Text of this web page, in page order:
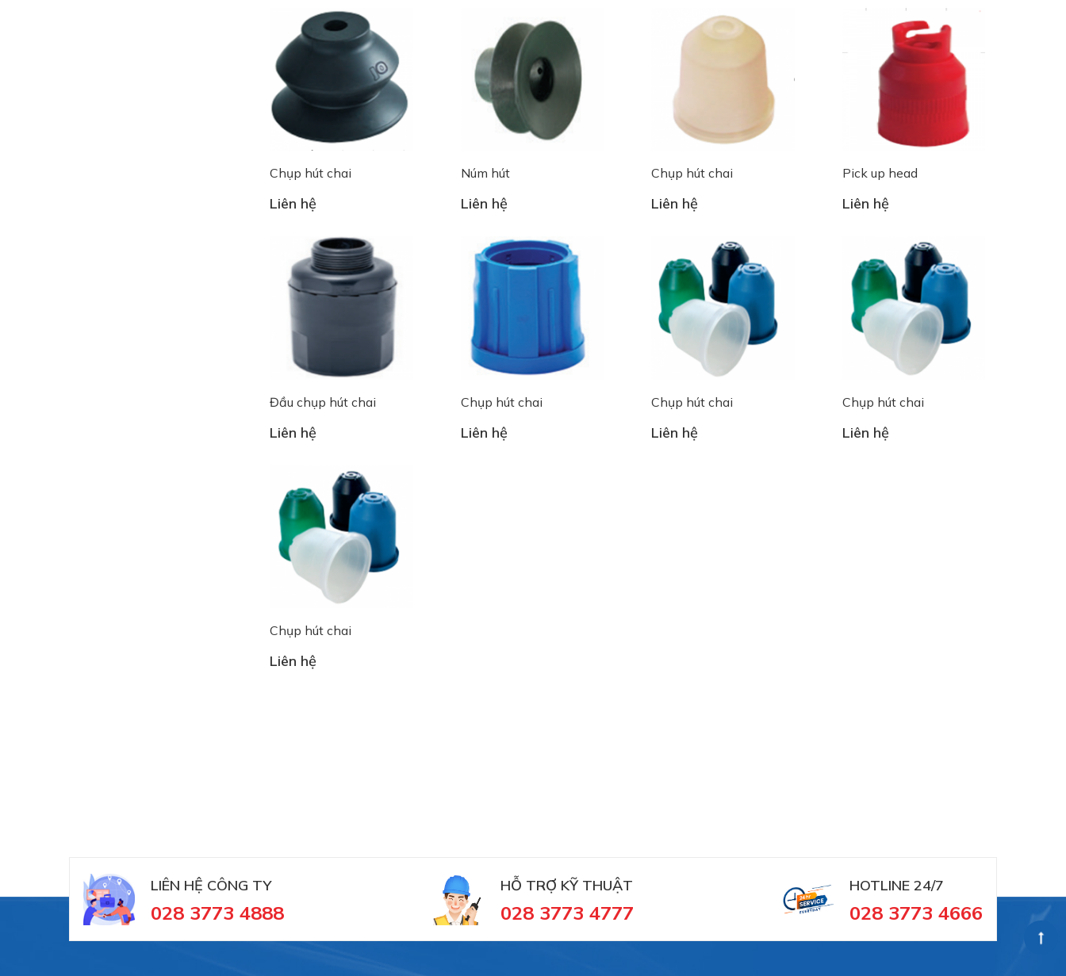
Chụp hút chai
Liên hệ
Núm hút
Liên hệ
Chụp hút chai
Liên hệ
Pick up head
Liên hệ
Đầu chụp hút chai
Liên hệ
Chụp hút chai
Liên hệ
Chụp hút chai
Liên hệ
Chụp hút chai
Liên hệ
Chụp hút chai
Liên hệ
LIÊN HỆ CÔNG TY
028 3773 4888
HỖ TRỢ KỸ THUẬT
028 3773 4777
HOTLINE 24/7
028 3773 4666